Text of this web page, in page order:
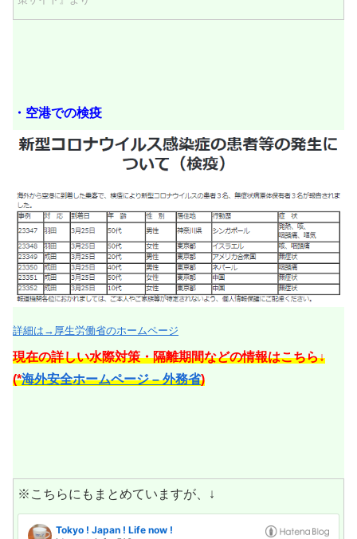
・空港での検疫
詳細は→厚生労働省のホームページ
現在の詳しい水際対策・隔離期間などの情報はこちら↓
(*海外安全ホームページ – 外務省)
※こちらにもまとめていますが、↓